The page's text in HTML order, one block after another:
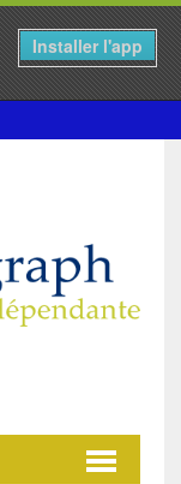
Installer l'app